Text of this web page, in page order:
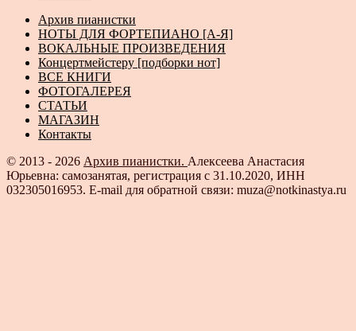
Архив пианистки
НОТЫ ДЛЯ ФОРТЕПИАНО [А-Я]
ВОКАЛЬНЫЕ ПРОИЗВЕДЕНИЯ
Концертмейстеру [подборки нот]
ВСЕ КНИГИ
ФОТОГАЛЕРЕЯ
СТАТЬИ
МАГАЗИН
Контакты
© 2013 - 2026 Архив пианистки. Алексеева Анастасия
Юрьевна: самозанятая, регистрация с 31.10.2020, ИНН
032305016953. E-mail для обратной связи: muza@notkinastya.ru